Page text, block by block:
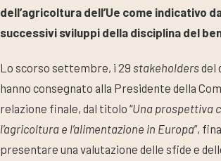
dell’agricoltura dell’Ue come indicativo
successivi sviluppi della disciplina del
Lo scorso settembre, i 29 stakeholdersdel
hanno consegnato alla Presidente della
relazione finale, dal titolo “Una prospettiva
l’agricoltura e l’alimentazione in Europa”,
presentare una valutazione delle sfide e